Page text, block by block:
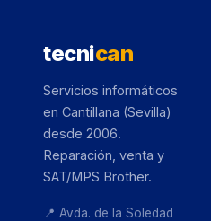
tecnican
Servicios informáticos
en Cantillana (Sevilla)
desde 2006.
Reparación, venta y
SAT/MPS Brother.
📍 Avda. de la Soledad